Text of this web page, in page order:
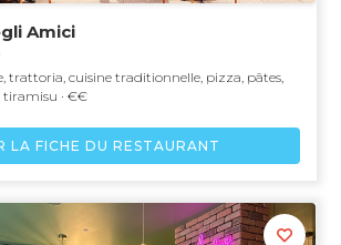
Amici
trattoria, cuisine traditionnelle, pizza, pâtes,
· €€
LA FICHE DU RESTAURANT